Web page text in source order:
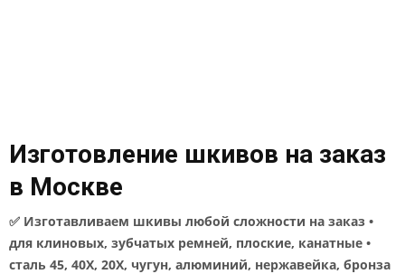
Изготовление шкивов на заказ
в Москве
✅ Изготавливаем шкивы любой сложности на заказ •
для клиновых, зубчатых ремней, плоские, канатные •
сталь 45, 40Х, 20Х, чугун, алюминий, нержавейка, бронза